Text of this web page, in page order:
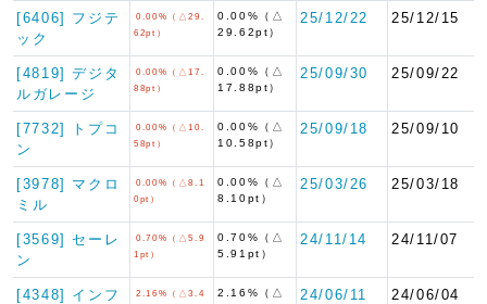
[6406] フジテ
ック
0.00%（△29.
62pt）
0.00%（△
29.62pt）
25/12/22 25/12/15
[4819] デジタ
ルガレージ
0.00%（△17.
88pt）
0.00%（△
17.88pt）
25/09/30 25/09/22
[7732] トプコ
ン
0.00%（△10.
58pt）
0.00%（△
10.58pt）
25/09/18 25/09/10
[3978] マクロ
ミル
0.00%（△8.1
0pt）
0.00%（△
8.10pt）
25/03/26 25/03/18
[3569] セーレ
ン
0.70%（△5.9
1pt）
0.70%（△
5.91pt）
24/11/14 24/11/07
[4348] インフ
2.16%（△3.4
2.16%（△
24/06/11 24/06/04